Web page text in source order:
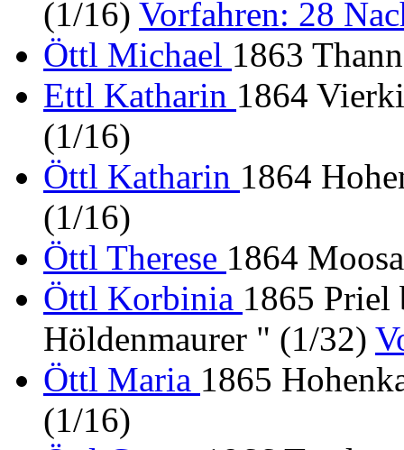
(1/16) Vorfahren: 28
Öttl Michael 1863
Ettl Katharin 1864
(1/16)
Öttl Katharin 1864
(1/16)
Öttl Therese 1864
Öttl Korbinia 1865 Priel
Höldenmaurer " (1/32)
Öttl Maria 1865
(1/16)